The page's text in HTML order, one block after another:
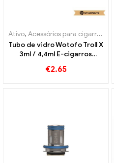
Ativo, Acessórios para cigarros eletrônicos
Tubo de vidro Wotofo Troll X
3ml / 4,4ml E-cigarros
€2.65